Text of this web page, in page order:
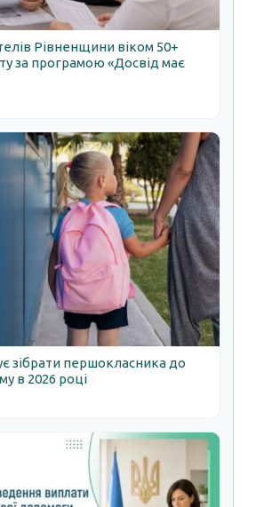
Рівненщини віком 50+
за програмою «Досвід має
зібрати першокласника до
в 2026 році